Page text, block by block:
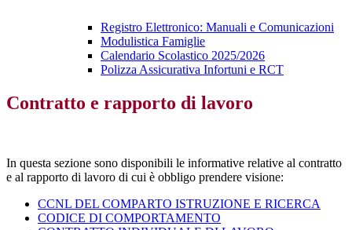
Registro Elettronico: Manuali e Comunicazioni
Modulistica Famiglie
Calendario Scolastico 2025/2026
Polizza Assicurativa Infortuni e RCT
Contratto e rapporto di lavoro
In questa sezione sono disponibili le informative relative al contratto
e al rapporto di lavoro di cui è obbligo prendere visione:
CCNL DEL COMPARTO ISTRUZIONE E RICERCA
CODICE DI COMPORTAMENTO